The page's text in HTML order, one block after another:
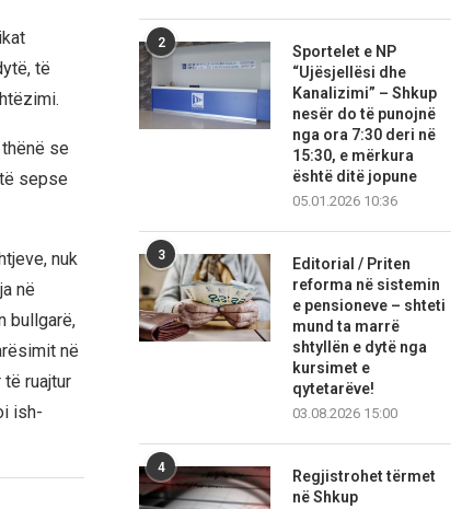
të
se
sepse
nuk
në
bullgarë,
në
ruajtur
ish-
2
Sportelet e NP
“Ujësjellësi dhe
Kanalizimi” – Shkup
nesër do të punojnë
nga ora 7:30 deri në
15:30, e mërkura
është ditë jopune
05.01.2026 10:36
3
Editorial / Priten
reforma në sistemin
e pensioneve – shteti
mund ta marrë
shtyllën e dytë nga
kursimet e
qytetarëve!
03.08.2026 15:00
4
Regjistrohet tërmet
në Shkup